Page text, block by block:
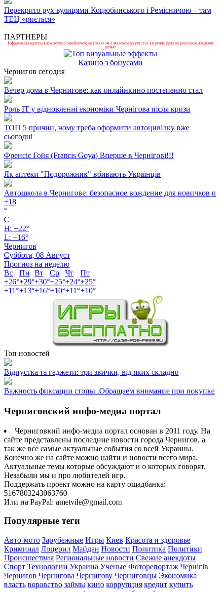
Перекрито рух вулицями Коцюбинського і Ремісничою – там
ТЕЦ «риється»
ПАРТНЕРЫ
Інформація надається виключно з ознайомчою метою та не є закликом до участі в азартних іграх чи рекламою азартних
розваг.
Казино з бонусами
Чернигов сегодня
Вечер дома в Чернигове: как онлайнкино постепенно стал
Роль ІТ у відновленні економіки Чернігова після кризи
ТОП 5 причин, чому треба оформити автоцивілку вже
сьогодні
Френсіс Гойя (Francis Goya) Вперше в Чернігові!!!
Як аптеки "Подорожник" вбивають Українців
Автошкола в Чернигове: безопасное вождение для новичков и
+18
°
C
H: +22°
L: +16°
Чернигов
Суббота, 08 Август
Прогноз на неделю
Вс
Пн Вт Ср Чт
Пт
+26°+29°+30°+25°+24°+25°
+11°+13°+16°+10°+11°+10°
Топ новостей
Відпустка та гаджети: три звички, від яких складно
Важность фиксации стопы .Обращаем внимание при покупке
Черниговский инфо-медиа портал
Черниговкий инфо-медиа портал основан в 2011 году. На
сайте представлены последние новости города Чернигов, а
так же все самые актуальные события со всей Украины.
Конечно же на сайте можно найти и новости всего мира.
Актуальные темы которые обсуждают и о которых говорят.
Незабыли мы и про любителей игр.
Поддержать проект можно на карту ощадбанка:
5167803243063760
Или на PayPal: ametvile@gmail.com
Популярные теги
Авто-мото Зарубежные Игры Киев Красота и здоровье
Криминал Лоцерил Майдан Новости Политика Политики
Происшествия Региональные новости Свежие анекдоты
Спорт Технологии Украина Ученые Фоторепортаж Чернігів
Чернигов Чернигова Чернигову Черниговцы Экономика
власть воровство займы кино коррупция кредит купить